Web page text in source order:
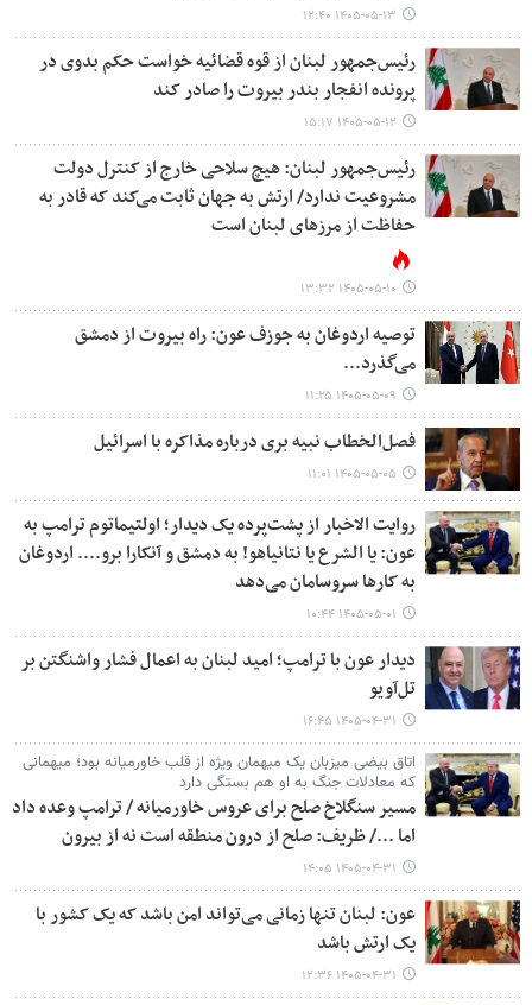
۱۴۰۵-۰۵-۱۳ ۱۲:۴۰
رئیس‌جمهور لبنان از قوه قضائیه خواست حکم بدوی در
پرونده انفجار بندر بیروت را صادر کند
۱۴۰۵-۰۵-۱۲ ۱۵:۱۷
رئیس‌جمهور لبنان: هیچ سلاحی خارج از کنترل دولت
مشروعیت ندارد/ ارتش به جهان ثابت می‌کند که قادر به
حفاظت از مرزهای لبنان است
۱۴۰۵-۰۵-۱۰ ۱۳:۳۲
توصیه اردوغان به جوزف عون: راه بیروت از دمشق
می‌گذرد...
۱۴۰۵-۰۵-۰۹ ۱۱:۲۵
فصل‌الخطاب نبیه بری درباره مذاکره با اسرائیل
۱۴۰۵-۰۵-۰۵ ۱۱:۰۱
روایت الاخبار از پشت‌پرده یک دیدار؛ اولتیماتوم ترامپ به
عون: یا الشرع یا نتانیاهو! به دمشق و آنکارا برو.... اردوغان
به کارها سروسامان می‌دهد
۱۴۰۵-۰۵-۰۱ ۱۰:۴۴
دیدار عون با ترامپ؛ امید لبنان به اعمال فشار واشنگتن بر
تل‌آویو
۱۴۰۵-۰۴-۳۱ ۱۶:۴۵
اتاق بیضی میزبان یک میهمان ویژه از قلب خاورمیانه بود؛ میهمانی
که معادلات جنگ به او هم بستگی دارد
مسیر سنگلاخ صلح برای عروس خاورمیانه / ترامپ وعده داد
اما .../ ظریف: صلح از درون منطقه است نه از بیرون
۱۴۰۵-۰۴-۳۱ ۱۴:۰۵
عون: لبنان تنها زمانی می‌تواند امن باشد که یک کشور با
یک ارتش باشد
۱۴۰۵-۰۴-۳۱ ۱۲:۳۶